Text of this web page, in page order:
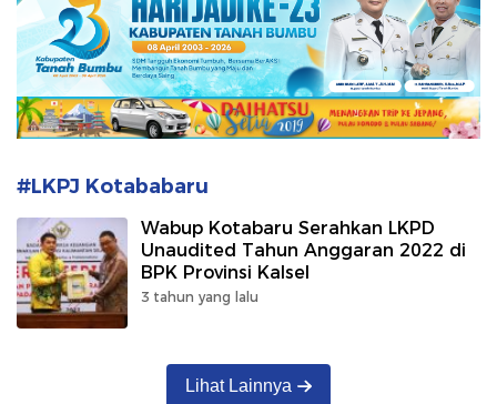
#LKPJ Kotababaru
Wabup Kotabaru Serahkan LKPD
Unaudited Tahun Anggaran 2022 di
BPK Provinsi Kalsel
3 tahun yang lalu
Lihat Lainnya